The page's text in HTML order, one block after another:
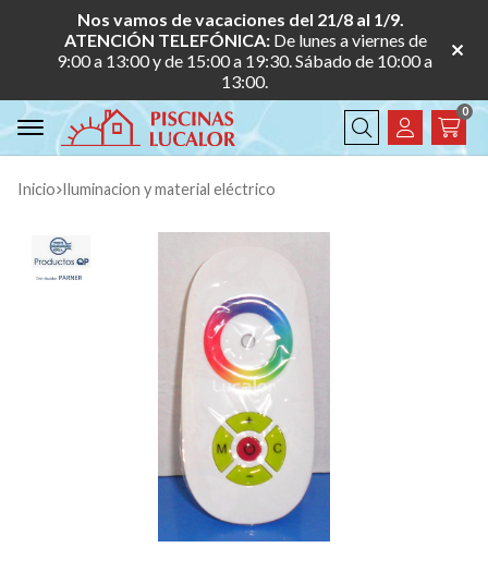
Nos vamos de vacaciones del 21/8 al 1/9.
ATENCIÓN TELEFÓNICA: De lunes a viernes de
9:00 a 13:00 y de 15:00 a 19:30. Sábado de 10:00 a
13:00.
Buscar
0
Inicio iluminacion y material eléctrico